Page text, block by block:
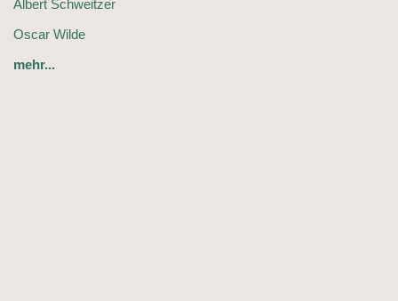
Albert Schweitzer
Oscar Wilde
mehr...